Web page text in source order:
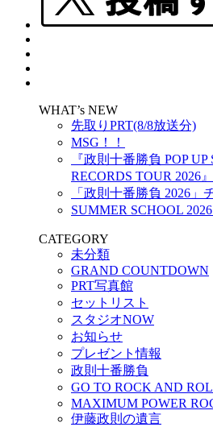
WHAT’s NEW
先取りPRT(8/8放送分)
MSG！！
『政則⼗番勝負 POP
RECORDS TOUR 2026』
「政則十番勝負 2026」
SUMMER SCHOOL
CATEGORY
未分類
GRAND COUNTDOWN
PRT写真館
セットリスト
スタジオNOW
お知らせ
プレゼント情報
政則十番勝負
GO TO ROCK AND
MAXIMUM POWER
伊藤政則の遺言